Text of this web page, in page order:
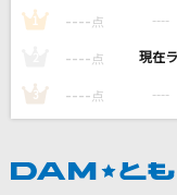
Whiteberry
back number
back number
1 ---- 点 ----
---- 点 ----
3 ---- 点 ----